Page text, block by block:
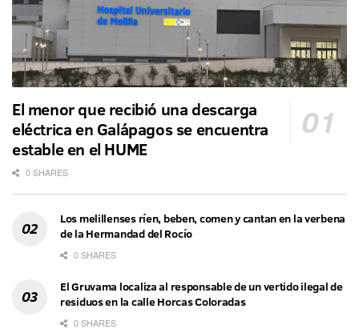
El menor que recibió una descarga
eléctrica en Galápagos se encuentra
estable en el HUME
0 SHARES
Los melillenses ríen, beben, comen y cantan en la verbena
de la Hermandad del Rocío
0 SHARES
El Gruvama localiza al responsable de un vertido ilegal de
residuos en la calle Horcas Coloradas
0 SHARES